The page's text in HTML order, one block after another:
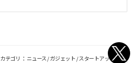
カテゴリ： ニュース / ガジェット / スタートアップ